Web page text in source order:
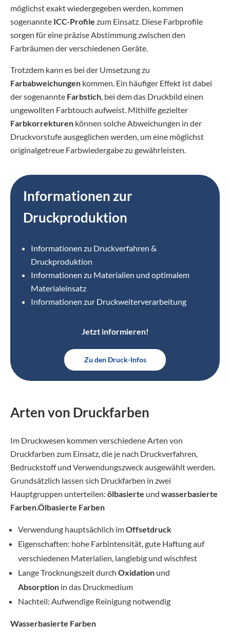
möglichst exakt wiedergegeben werden, kommen
sogenannte ICC-Profile zum Einsatz. Diese Farbprofile
sorgen für eine präzise Abstimmung zwischen den
Farbräumen der verschiedenen Geräte.
Trotzdem kann es bei der Umsetzung zu
Farbabweichungen kommen. Ein häufiger Effekt ist dabei
der sogenannte Farbstich, bei dem das Druckbild einen
ungewollten Farbtouch aufweist. Mithilfe gezielter
Farbkorrekturen können solche Abweichungen in der
Druckvorstufe ausgeglichen werden, um eine möglichst
originalgetreue Farbwiedergabe zu gewährleisten.
Informationen zur
Druckproduktion
Informationen zu Druckverfahren &
Druckproduktion
Informationen zu Materialien und optimalem
Materialeinsatz
Informationen zur Druckweiterverarbeitung
Jetzt informieren!
Zu den Druck-Infos
Arten von Druckfarben
Im Druckwesen kommen verschiedene Arten von
Druckfarben zum Einsatz, die je nach Druckverfahren,
Bedruckstoff und Verwendungszweck ausgewählt werden.
Grundsätzlich lassen sich Druckfarben in zwei
Hauptgruppen unterteilen: ölbasierte und wasserbasierte
Farben.Ölbasierte Farben
Verwendung hauptsächlich imOffsetdruck
Eigenschaften: hohe Farbintensität, gute Haftung auf
verschiedenen Materialien, langlebig und wischfest
Lange Trocknungszeit durch Oxidation und
Absorption in das Druckmedium
Nachteil: Aufwendige Reinigung notwendig
Wasserbasierte Farben